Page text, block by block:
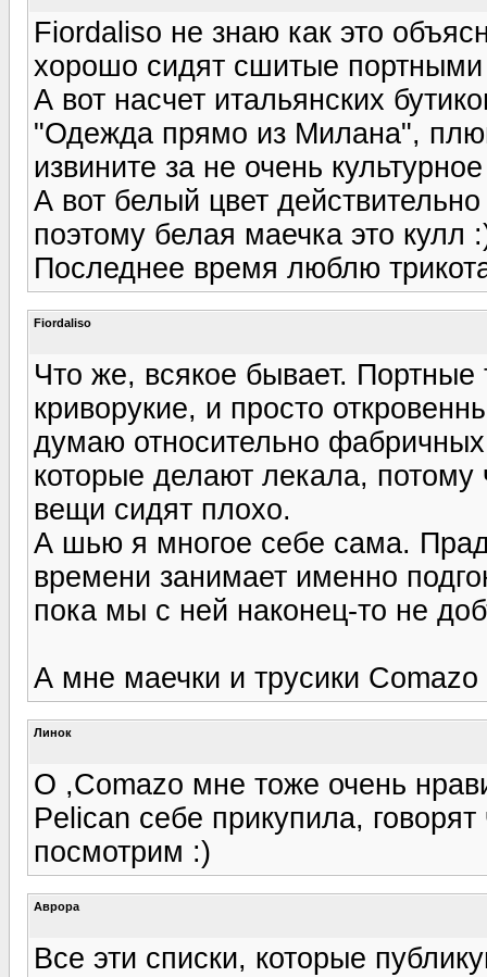
Fiordaliso не знаю как это
хорошо сидят сшитые
А вот насчет итальянских
"Одежда прямо из Милана",
извините за не очень
А вот белый цвет
поэтому белая маечка это кулл
Последнее время люблю
Fiordaliso
Что же, всякое бывает.
криворукие, и просто
думаю относительно
которые делают лекала,
вещи сидят плохо.
А шью я многое себе сама.
времени занимает именно
пока мы с ней наконец-то не
А мне маечки и трусики
Линок
О ,Соmazo мне тоже очень
Pelican себе прикупила,
посмотрим :)
Аврора
Все эти списки, которые